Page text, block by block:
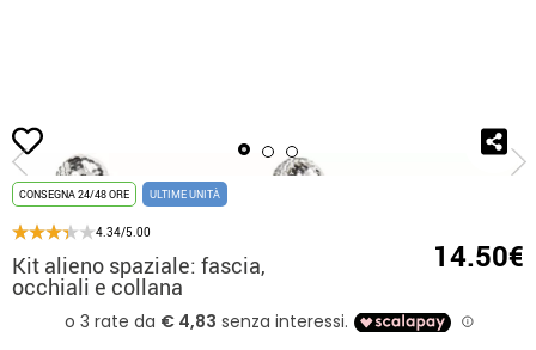
Inizio Kit alieno spaziale: fascia, occhiali e collana
CONSEGNA 24/48 ORE ULTIME UNITÀ
4.34/5.00
Kit alieno spaziale: fascia,
occhiali e collana
14.50€